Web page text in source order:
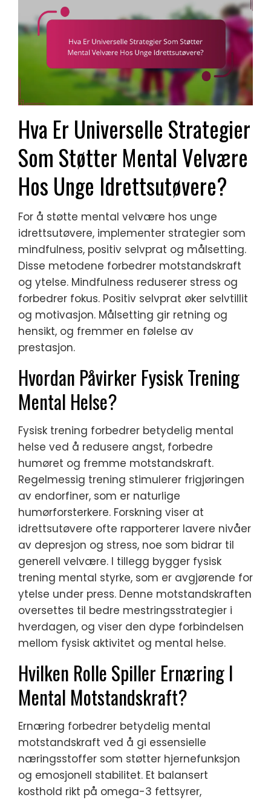
Hva Er Universelle Strategier
Som Støtter Mental Velvære
Hos Unge Idrettsutøvere?
For å støtte mental velvære hos unge
idrettsutøvere, implementer strategier som
mindfulness, positiv selvprat og målsetting.
Disse metodene forbedrer motstandskraft
og ytelse. Mindfulness reduserer stress og
forbedrer fokus. Positiv selvprat øker selvtillit
og motivasjon. Målsetting gir retning og
hensikt, og fremmer en følelse av
prestasjon.
Hvordan Påvirker Fysisk Trening
Mental Helse?
Fysisk trening forbedrer betydelig mental
helse ved å redusere angst, forbedre
humøret og fremme motstandskraft.
Regelmessig trening stimulerer frigjøringen
av endorfiner, som er naturlige
humørforsterkere. Forskning viser at
idrettsutøvere ofte rapporterer lavere nivåer
av depresjon og stress, noe som bidrar til
generell velvære. I tillegg bygger fysisk
trening mental styrke, som er avgjørende for
ytelse under press. Denne motstandskraften
oversettes til bedre mestringsstrategier i
hverdagen, og viser den dype forbindelsen
mellom fysisk aktivitet og mental helse.
Hvilken Rolle Spiller Ernæring I
Mental Motstandskraft?
Ernæring forbedrer betydelig mental
motstandskraft ved å gi essensielle
næringsstoffer som støtter hjernefunksjon
og emosjonell stabilitet. Et balansert
kosthold rikt på omega-3 fettsyrer,